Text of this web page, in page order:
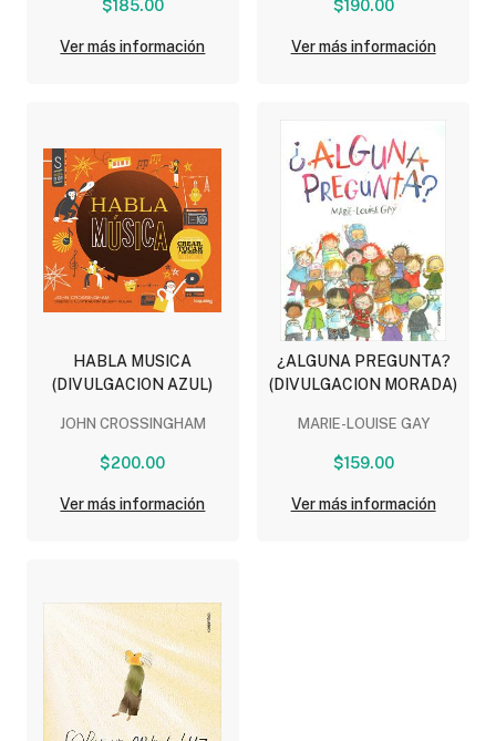
$185.00
Ver más información
$190.00
Ver más información
HABLA MUSICA
(DIVULGACION AZUL)
JOHN CROSSINGHAM
$200.00
Ver más información
¿ALGUNA PREGUNTA?
(DIVULGACION MORADA)
MARIE-LOUISE GAY
$159.00
Ver más información